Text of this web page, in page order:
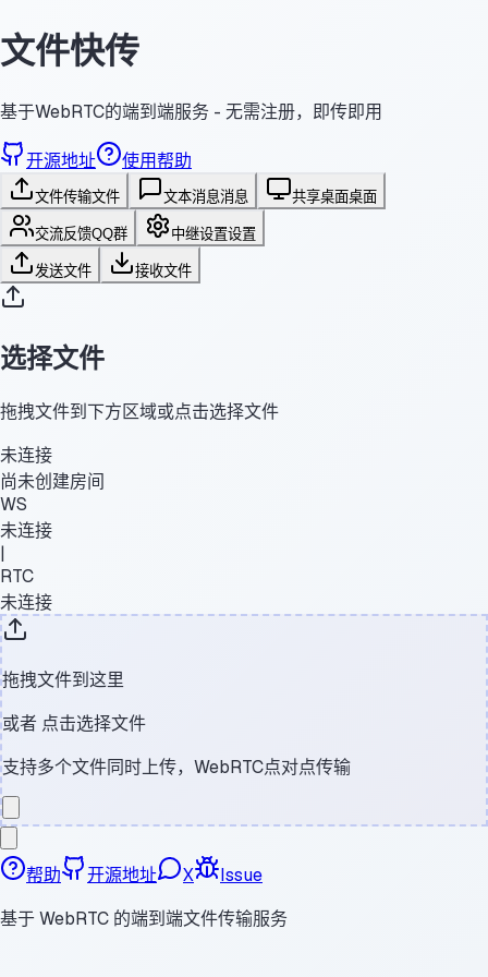
文件快传
基于WebRTC的端到端服务 - 无需注册，即传即用
开源地址 使用帮助
文件传输文件 文本消息消息 共享桌面桌面
交流反馈QQ群 中继设置设置
发送文件 接收文件
选择文件
拖拽文件到下方区域或点击选择文件
未连接
尚未创建房间
WS
未连接
|
RTC
未连接
拖拽文件到这里
或者 点击选择文件
支持多个文件同时上传，WebRTC点对点传输
帮助 开源地址 X
Issue
基于 WebRTC 的端到端文件传输服务